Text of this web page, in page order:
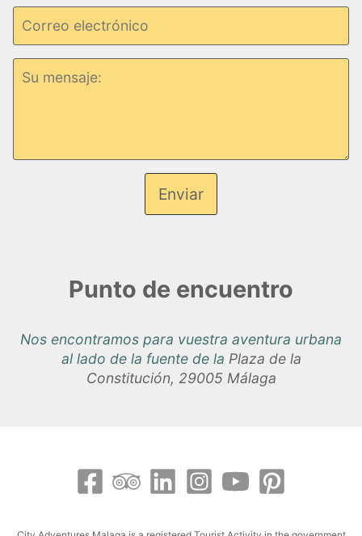
Enviar
Punto de encuentro
Nos encontramos para vuestra aventura urbana
al lado de la fuente de la Plaza de la
Constitución, 29005 Málaga